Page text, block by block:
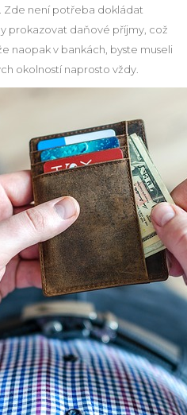
Zde není potřeba dokládat
prokazovat daňové příjmy, což
naopak v bankách, byste museli
okolností naprosto vždy.